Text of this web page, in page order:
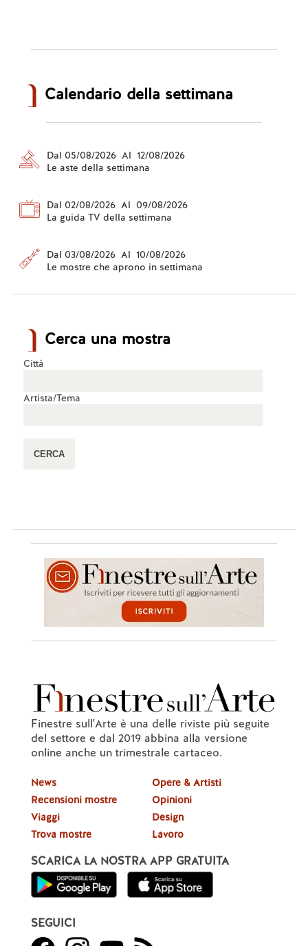
Calendario della settimana
Dal 05/08/2026 Al 12/08/2026
Le aste della settimana
Dal 02/08/2026 Al 09/08/2026
La guida TV della settimana
Dal 03/08/2026 Al 10/08/2026
Le mostre che aprono in settimana
Cerca una mostra
Città
Artista/Tema
Finestre sull'Arte è una delle riviste più seguite
del settore e dal 2019 abbina alla versione
online anche un trimestrale cartaceo.
News
Recensioni mostre
Viaggi
Trova mostre
Opere & Artisti
Opinioni
Design
Lavoro
SCARICA LA NOSTRA APP GRATUITA
SEGUICI